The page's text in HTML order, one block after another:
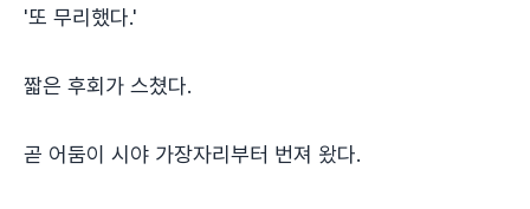
'또 무리했다.'
짧은 후회가 스쳤다.
곧 어둠이 시야 가장자리부터 번져 왔다.